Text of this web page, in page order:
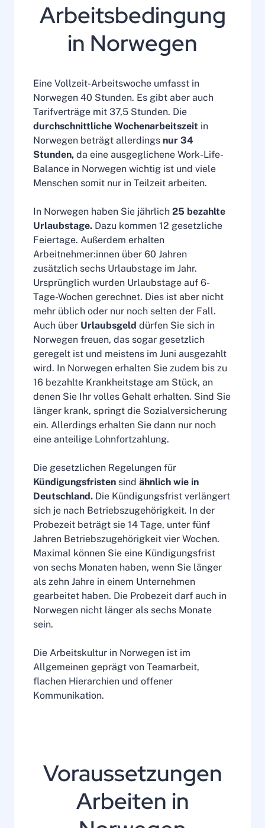
Arbeitsbedingung
in Norwegen
Eine Vollzeit-Arbeitswoche umfasst in
Norwegen 40 Stunden. Es gibt aber auch
Tarifverträge mit 37,5 Stunden. Die
durchschnittliche Wochenarbeitszeit in
Norwegen beträgt allerdings nur 34
Stunden, da eine ausgeglichene Work-Life-
Balance in Norwegen wichtig ist und viele
Menschen somit nur in Teilzeit arbeiten.
In Norwegen haben Sie jährlich 25 bezahlte
Urlaubstage. Dazu kommen 12 gesetzliche
Feiertage. Außerdem erhalten
Arbeitnehmer:innen über 60 Jahren
zusätzlich sechs Urlaubstage im Jahr.
Ursprünglich wurden Urlaubstage auf 6-
Tage-Wochen gerechnet. Dies ist aber nicht
mehr üblich oder nur noch selten der Fall.
Auch über Urlaubsgeld dürfen Sie sich in
Norwegen freuen, das sogar gesetzlich
geregelt ist und meistens im Juni ausgezahlt
wird. In Norwegen erhalten Sie zudem bis zu
16 bezahlte Krankheitstage am Stück, an
denen Sie Ihr volles Gehalt erhalten. Sind Sie
länger krank, springt die Sozialversicherung
ein. Allerdings erhalten Sie dann nur noch
eine anteilige Lohnfortzahlung.
Die gesetzlichen Regelungen für
Kündigungsfristen sind ähnlich wie in
Deutschland. Die Kündigungsfrist verlängert
sich je nach Betriebszugehörigkeit. In der
Probezeit beträgt sie 14 Tage, unter fünf
Jahren Betriebszugehörigkeit vier Wochen.
Maximal können Sie eine Kündigungsfrist
von sechs Monaten haben, wenn Sie länger
als zehn Jahre in einem Unternehmen
gearbeitet haben. Die Probezeit darf auch in
Norwegen nicht länger als sechs Monate
sein.
Die Arbeitskultur in Norwegen ist im
Allgemeinen geprägt von Teamarbeit,
flachen Hierarchien und offener
Kommunikation.
Voraussetzungen
Arbeiten in